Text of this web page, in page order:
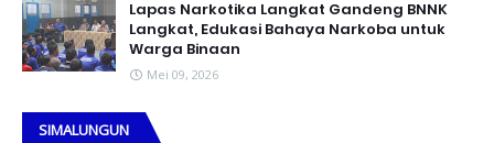
Lapas Narkotika Langkat Gandeng BNNK
Langkat, Edukasi Bahaya Narkoba untuk
Warga Binaan
Mei 09, 2026
SIMALUNGUN